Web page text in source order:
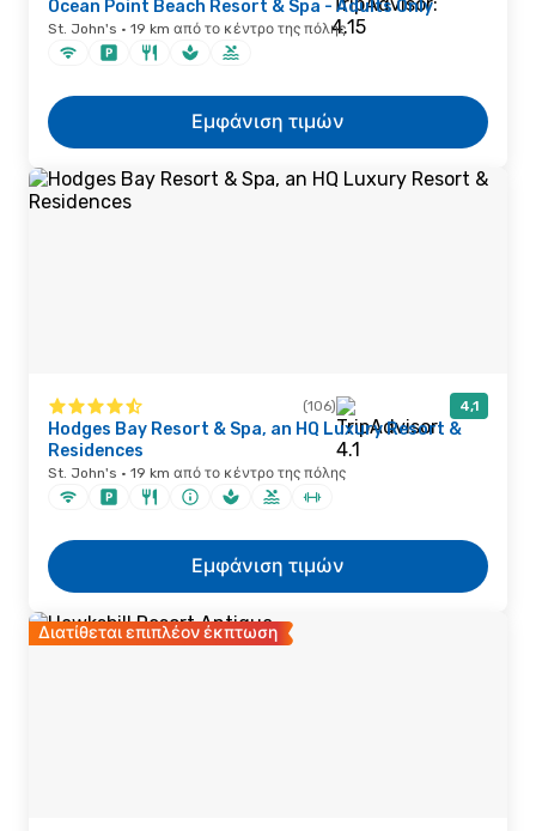
Ocean Point Beach Resort & Spa - Adults Only
St. John's · 19 km από το κέντρο της πόλης
Εμφάνιση τιμών
(106) 4,1
Hodges Bay Resort & Spa, an HQ Luxury Resort &
Residences
St. John's · 19 km από το κέντρο της πόλης
Εμφάνιση τιμών
Διατίθεται επιπλέον έκπτωση